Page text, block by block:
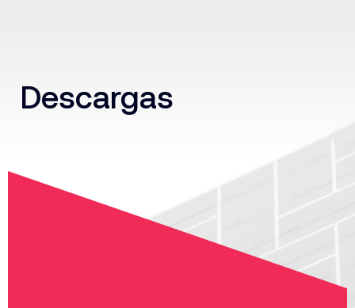
Descargas